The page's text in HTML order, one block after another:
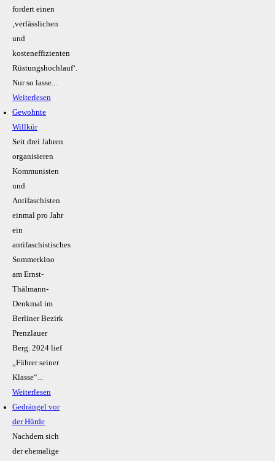
fordert einen
‚verlässlichen
und
kosteneffizienten
Rüstungshochlauf‘.
Nur so lasse...
Weiterlesen
Gewohnte
Willkür
Seit drei Jahren
organisieren
Kommunisten
und
Antifaschisten
einmal pro Jahr
ein
antifaschistisches
Sommerkino
am Ernst-
Thälmann-
Denkmal im
Berliner Bezirk
Prenzlauer
Berg. 2024 lief
„Führer seiner
Klasse“...
Weiterlesen
Gedrängel vor
der Hürde
Nachdem sich
der ehemalige